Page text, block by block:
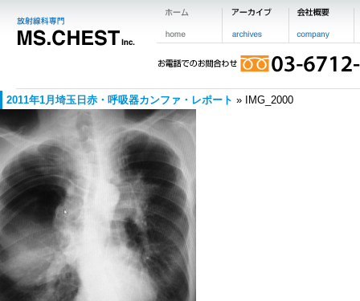
2011年1月埼玉日赤・呼吸器カンファ・レポート » IMG_2000